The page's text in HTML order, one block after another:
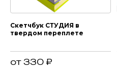
Скетчбук СТУДИЯ в
твердом переплете
от 330 ₽